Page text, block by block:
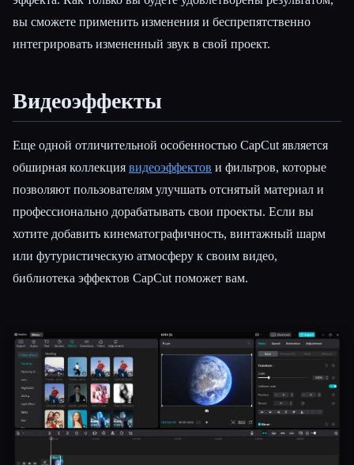
вы сможете применить изменения и беспрепятственно
интегрировать измененный звук в свой проект.
Видеоэффекты
Еще одной отличительной особенностью CapCut является
обширная коллекция видеоэффектов и фильтров, которые
позволяют пользователям улучшать отснятый материал и
профессионально дорабатывать свои проекты. Если вы
хотите добавить кинематографичность, винтажный шарм
или футуристическую атмосферу к своим видео,
библиотека эффектов CapCut поможет вам.